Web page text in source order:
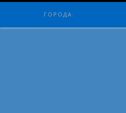
Skip
content
ГОРОДА: